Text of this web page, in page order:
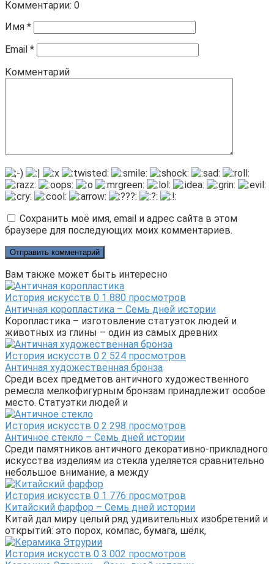
Комментарии: 0
Имя *
Email *
Комментарий
Сохранить моё имя, email и адрес сайта в этом
браузере для последующих моих комментариев.
Вам также может быть интересно
История искусств 0 1 880 просмотров
Античная коропластика – Семь дней истории
Коропластика – изготовление статуэток людей и
животных из глины – один из самых древних
История искусств 0 2 524 просмотров
Античная художественная бронза
Среди всех предметов античного художественного
ремесла мелкофигурным бронзам принадлежит особое
место. Статуэтки людей и
История искусств 0 2 298 просмотров
Античное стекло – Семь дней истории
Среди памятников античного декоративно-прикладного
искусства изделиям из стекла уделяется сравнительно
небольшое внимание, а между
История искусств 0 1 776 просмотров
Китайский фарфор – Семь дней истории
Китай дал миру целый ряд удивительных изобретений и
открытий: это порох, компас, бумага, шёлк,
История искусств 0 3 002 просмотров